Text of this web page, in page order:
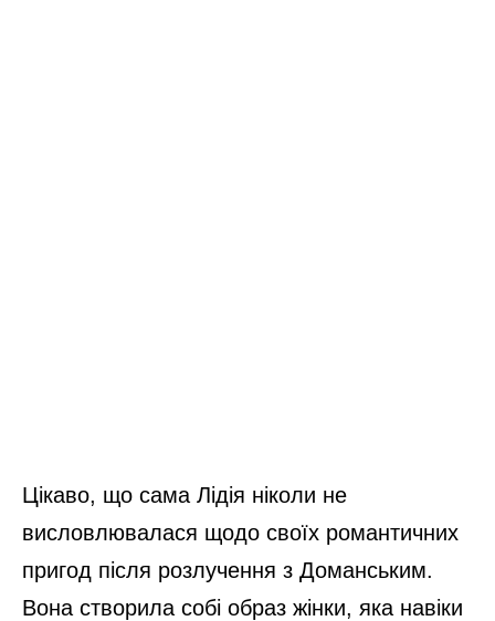
Цікаво, що сама Лідія ніколи не
висловлювалася щодо своїх романтичних
пригод після розлучення з Доманським.
Вона створила собі образ жінки, яка навіки